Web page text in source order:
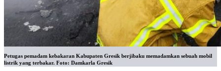
Petugas pemadam kebakaran Kabupaten Gresik berjibaku memadamkan sebuah mobil
listrik yang terbakar. Foto: Damkarla Gresik